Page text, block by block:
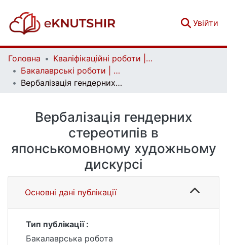
Увійти
Головна
Кваліфікаційні роботи | Qualifying works
Бакалаврські роботи | Bachelor theses
Вербалізація гендерних стереотипів в японськомовному художньому дискурсі
Вербалізація гендерних
стереотипів в
японськомовному художньому
дискурсі
Основні дані публікації
Тип публікації :
Бакалаврська робота